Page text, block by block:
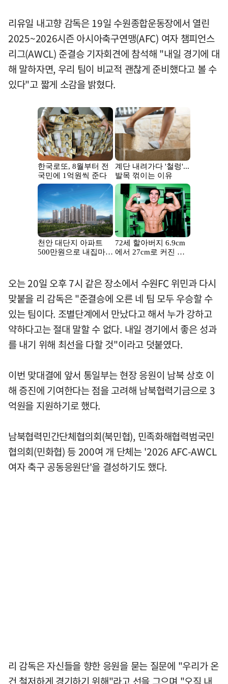
리유일 내고향 감독은 19일 수원종합운동장에서 열린
2025~2026시즌 아시아축구연맹(AFC) 여자 챔피언스
리그(AWCL) 준결승 기자회견에 참석해 "내일 경기에 대
해 말하자면, 우리 팀이 비교적 괜찮게 준비했다고 볼 수
있다"고 짧게 소감을 밝혔다.
오는 20일 오후 7시 같은 장소에서 수원FC 위민과 다시
맞붙을 리 감독은 "준결승에 오른 네 팀 모두 우승할 수
있는 팀이다. 조별단계에서 만났다고 해서 누가 강하고
약하다고는 절대 말할 수 없다. 내일 경기에서 좋은 성과
를 내기 위해 최선을 다할 것"이라고 덧붙였다.
이번 맞대결에 앞서 통일부는 현장 응원이 남북 상호 이
해 증진에 기여한다는 점을 고려해 남북협력기금으로 3
억원을 지원하기로 했다.
남북협력민간단체협의회(북민협), 민족화해협력범국민
협의회(민화협) 등 200여 개 단체는 '2026 AFC-AWCL
여자 축구 공동응원단'을 결성하기도 했다.
리 감독은 자신들을 향한 응원을 묻는 질문에 "우리가 온
건 철저하게 경기하기 위해"라고 선을 그으며 "오직 내